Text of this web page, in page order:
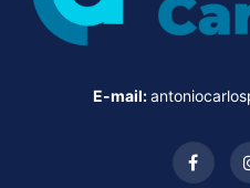
E-mail: